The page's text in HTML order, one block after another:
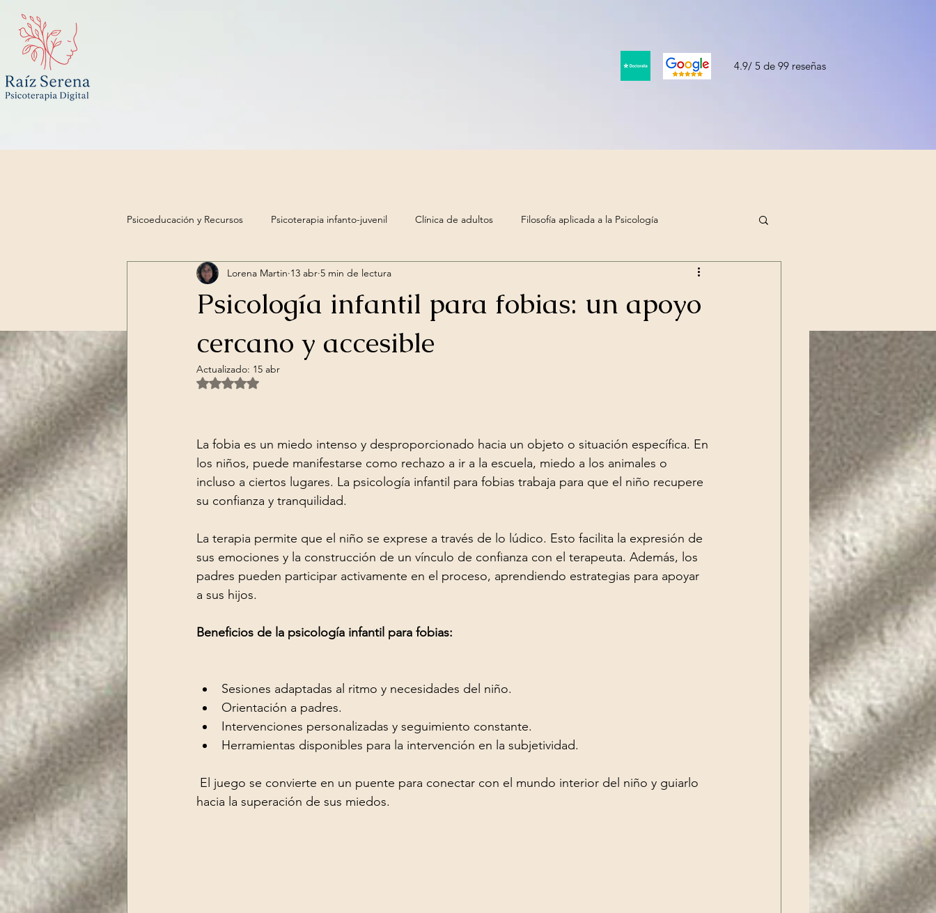
4.9/ 5 de 99 reseñas
Psicoeducación y Recursos Psicoterapia infanto-juvenil Clínica de adultos Filosofía aplicada a la Psicología
Psicología infantil para fobias: un apoyo
cercano y accesible
Lorena Martin 13 abr 5 min de lectura
Actualizado: 15 abr
Obtuvo NaN de 5 estrellas.
La fobia es un miedo intenso y desproporcionado hacia un objeto o situación específica. En
los niños, puede manifestarse como rechazo a ir a la escuela, miedo a los animales o
incluso a ciertos lugares. La psicología infantil para fobias trabaja para que el niño recupere
su confianza y tranquilidad.
La terapia permite que el niño se exprese a través de lo lúdico. Esto facilita la expresión de
sus emociones y la construcción de un vínculo de confianza con el terapeuta. Además, los
padres pueden participar activamente en el proceso, aprendiendo estrategias para apoyar
a sus hijos.
Beneficios de la psicología infantil para fobias:
Sesiones adaptadas al ritmo y necesidades del niño.
Orientación a padres.
Intervenciones personalizadas y seguimiento constante.
Herramientas disponibles para la intervención en la subjetividad.
hacia la superación de sus miedos.